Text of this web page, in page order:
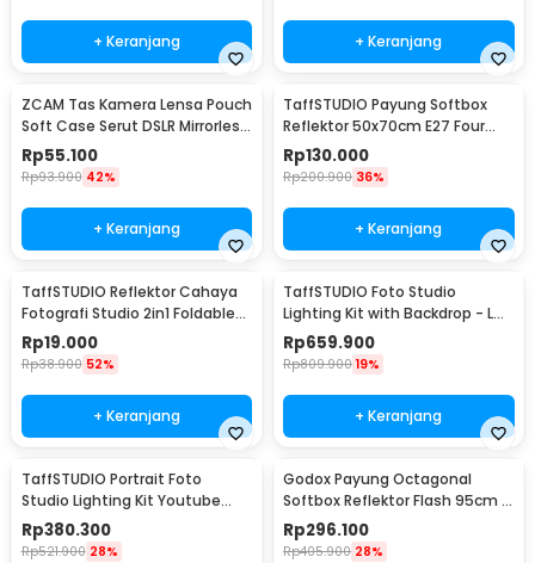
+ Keranjang + Keranjang
ZCAM Tas Kamera Lensa Pouch
Soft Case Serut DSLR Mirrorless
4 PCS - ZC121
Rp55.100
Rp93.900 42%
+ Keranjang
TaffSTUDIO Payung Softbox
Reflektor 50x70cm E27 Four
Lamp Socket - KS65
Rp130.000
Rp200.900 36%
+ Keranjang
TaffSTUDIO Reflektor Cahaya
Fotografi Studio 2in1 Foldable
60cm - YE-R110
Rp19.000
Rp38.900 52%
+ Keranjang
TaffSTUDIO Foto Studio
Lighting Kit with Backdrop - LD-
TZ11A
Rp659.900
Rp809.900 19%
+ Keranjang
TaffSTUDIO Portrait Foto
Studio Lighting Kit Youtube
Vlog - LD-TZ07A
Rp380.300
Rp521.900 28%
Godox Payung Octagonal
Softbox Reflektor Flash 95cm -
SB-UBW
Rp296.100
Rp405.900 28%